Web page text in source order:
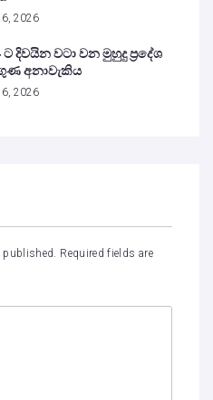
2026
ට දිවයින වටා වන මුහුදු ප්‍රදේශ
අනාවැකිය
2026
published. Required fields are